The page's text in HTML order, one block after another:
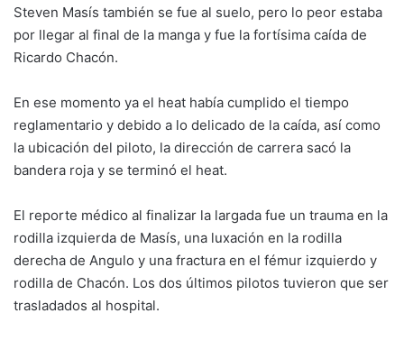
Steven Masís también se fue al suelo, pero lo peor estaba
por llegar al final de la manga y fue la fortísima caída de
Ricardo Chacón.
En ese momento ya el heat había cumplido el tiempo
reglamentario y debido a lo delicado de la caída, así como
la ubicación del piloto, la dirección de carrera sacó la
bandera roja y se terminó el heat.
El reporte médico al finalizar la largada fue un trauma en la
rodilla izquierda de Masís, una luxación en la rodilla
derecha de Angulo y una fractura en el fémur izquierdo y
rodilla de Chacón. Los dos últimos pilotos tuvieron que ser
trasladados al hospital.